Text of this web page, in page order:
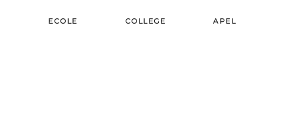
ECOLE COLLEGE APEL